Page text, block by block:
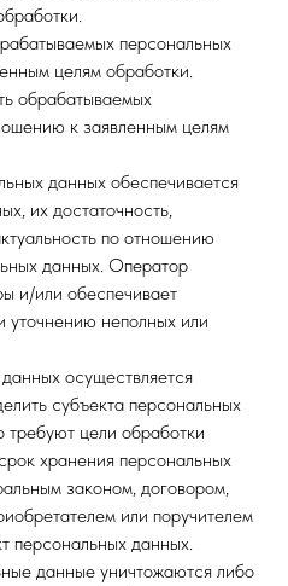
персональных
целям обработки.
обрабатываемых
к заявленным целям
данных обеспечивается
их достаточность,
по отношению
данных. Оператор
и/или обеспечивает
уточнению неполных или
осуществляется
субъекта персональных
требуют цели обработки
хранения персональных
законом, договором,
или поручителем
персональных данных.
данные уничтожаются либо